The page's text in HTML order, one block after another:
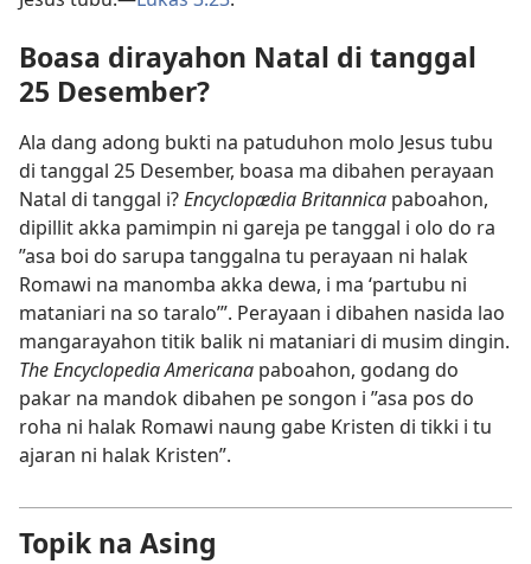
Boasa dirayahon Natal di tanggal
25 Desember?
Ala dang adong bukti na patuduhon molo Jesus tubu
di tanggal 25 Desember, boasa ma dibahen perayaan
Natal di tanggal i?Encyclopædia Britannica paboahon,
dipillit akka pamimpin ni gareja pe tanggal i olo do ra
”asa boi do sarupa tanggalna tu perayaan ni halak
Romawi na manomba akka dewa, i ma ‘partubu ni
mataniari na so taralo’”. Perayaan i dibahen nasida lao
mangarayahon titik balik ni mataniari di musim dingin.
The Encyclopedia Americana paboahon, godang do
pakar na mandok dibahen pe songon i ”asa pos do
roha ni halak Romawi naung gabe Kristen di tikki i tu
ajaran ni halak Kristen”.
Topik na Asing